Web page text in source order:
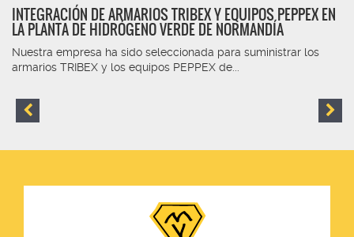
INTEGRACIÓN DE ARMARIOS TRIBEX Y EQUIPOS PEPPEX EN
LA PLANTA DE HIDRÓGENO VERDE DE NORMANDÍA
Nuestra empresa ha sido seleccionada para suministrar los
armarios TRIBEX y los equipos PEPPEX de...